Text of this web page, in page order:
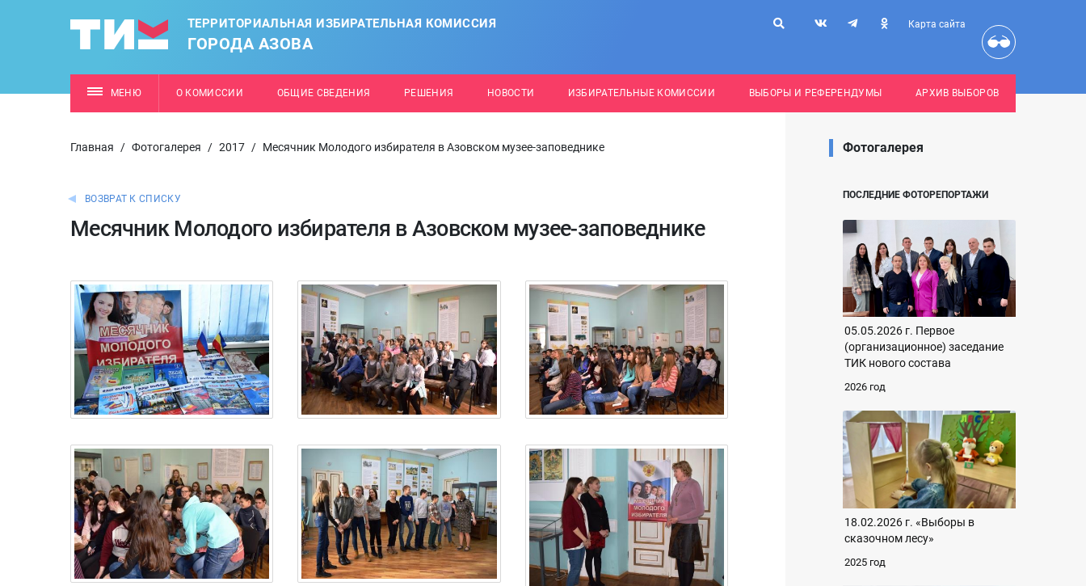
ТЕРРИТОРИАЛЬНАЯ ИЗБИРАТЕЛЬНАЯ КОМИССИЯ
ГОРОДА АЗОВА
Карта сайта
МЕНЮ О КОМИССИИ ОБЩИЕ СВЕДЕНИЯ РЕШЕНИЯ НОВОСТИ ИЗБИРАТЕЛЬНЫЕ КОМИССИИ ВЫБОРЫ И РЕФЕРЕНДУМЫ АРХИВ ВЫБОРОВ
Главная / Фотогалерея / 2017 / Месячник Молодого избирателя в Азовском музее-заповеднике
ВОЗВРАТ К СПИСКУ
Месячник Молодого избирателя в Азовском музее-заповеднике
Фотогалерея
ПОСЛЕДНИЕ ФОТОРЕПОРТАЖИ
05.05.2026 г. Первое
(организационное) заседание
ТИК нового состава
2026 год
18.02.2026 г. «Выборы в
сказочном лесу»
2025 год